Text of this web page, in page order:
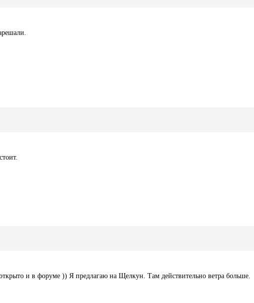
и в форуме )) Я предлагаю на Щелкун. Там действительно ветра больше.